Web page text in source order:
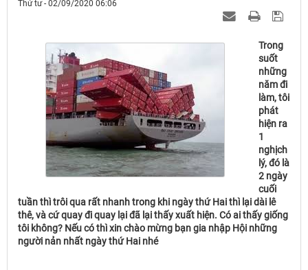
Thứ tư - 02/09/2020 06:06
Trong
suốt
những
năm đi
làm, tôi
phát
hiện ra
1
nghịch
lý, đó là
2 ngày
cuối
tuần thì trôi qua rất nhanh trong khi ngày thứ Hai thì lại dài lê
thê, và cứ quay đi quay lại đã lại thấy xuất hiện. Có ai thấy giống
tôi không? Nếu có thì xin chào mừng bạn gia nhập Hội những
người nản nhất ngày thứ Hai nhé